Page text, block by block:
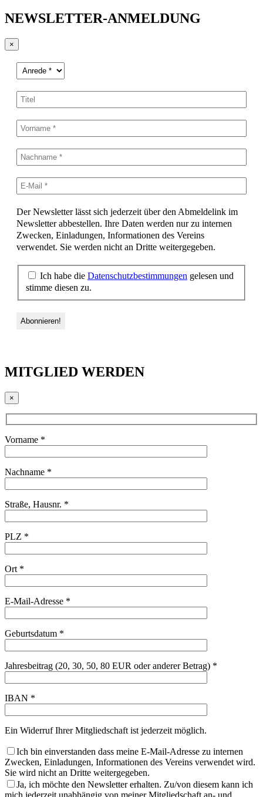
NEWSLETTER-ANMELDUNG
×
Der Newsletter lässt sich jederzeit über den Abmeldelink im
Newsletter abbestellen. Ihre Daten werden nur zu internen
Zwecken, Einladungen, Informationen des Vereins
verwendet. Sie werden nicht an Dritte weitergegeben.
Ich habe die Datenschutzbestimmungen gelesen und
stimme diesen zu.
MITGLIED WERDEN
×
Vorname *
Nachname *
Straße, Hausnr. *
PLZ *
Ort *
E-Mail-Adresse *
Geburtsdatum *
Jahresbeitrag (20, 30, 50, 80 EUR oder anderer Betrag) *
IBAN *
Ein Widerruf Ihrer Mitgliedschaft ist jederzeit möglich.
Ich bin einverstanden dass meine E-Mail-Adresse zu internen
Zwecken, Einladungen, Informationen des Vereins verwendet wird.
Sie wird nicht an Dritte weitergegeben.
Ja, ich möchte den Newsletter erhalten. Zu/von diesem kann ich
mich jederzeit unabhängig von meiner Mitgliedschaft an- und